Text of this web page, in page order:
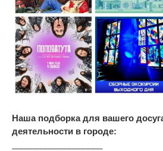
Наша подборка для вашего
деятельности в городе: